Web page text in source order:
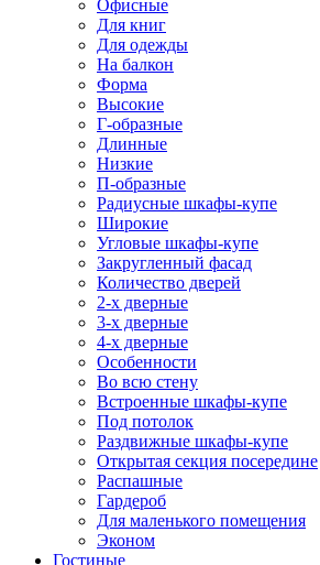
Офисные
Для книг
Для одежды
На балкон
Форма
Высокие
Г-образные
Длинные
Низкие
П-образные
Радиусные шкафы-купе
Широкие
Угловые шкафы-купе
Закругленный фасад
Количество дверей
2-х дверные
3-х дверные
4-х дверные
Особенности
Во всю стену
Встроенные шкафы-купе
Под потолок
Раздвижные шкафы-купе
Открытая секция посередине
Распашные
Гардероб
Для маленького помещения
Эконом
Гостиные